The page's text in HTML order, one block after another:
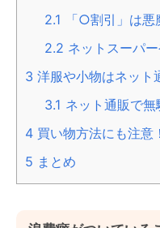
2.1
「○割引」は悪
2.2 ネットスーパ
3 洋服や小物はネット
3.1 ネット通販で
4 買い物方法にも注意！
5 まとめ